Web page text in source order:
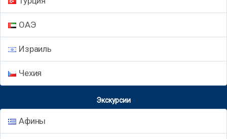
ОАЭ
Израиль
Чехия
Экскурсии
Афины